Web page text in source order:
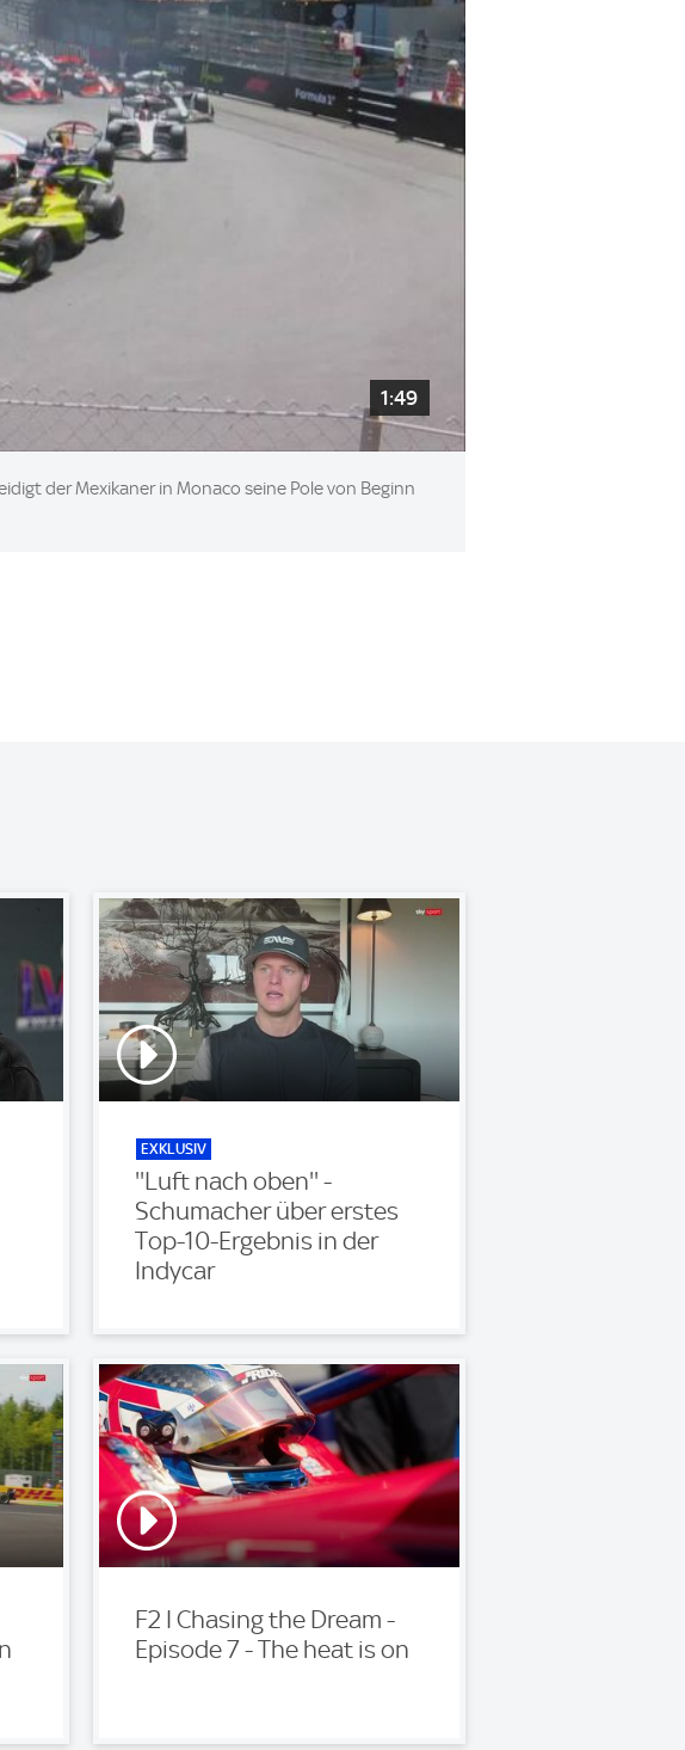
1:49
der Mexikaner in Monaco seine Pole von Beginn
EXKLUSIV
''Luft nach oben'' -
Schumacher über erstes
Top-10-Ergebnis in der
Indycar
F2 I Chasing the Dream -
Episode 7 - The heat is on